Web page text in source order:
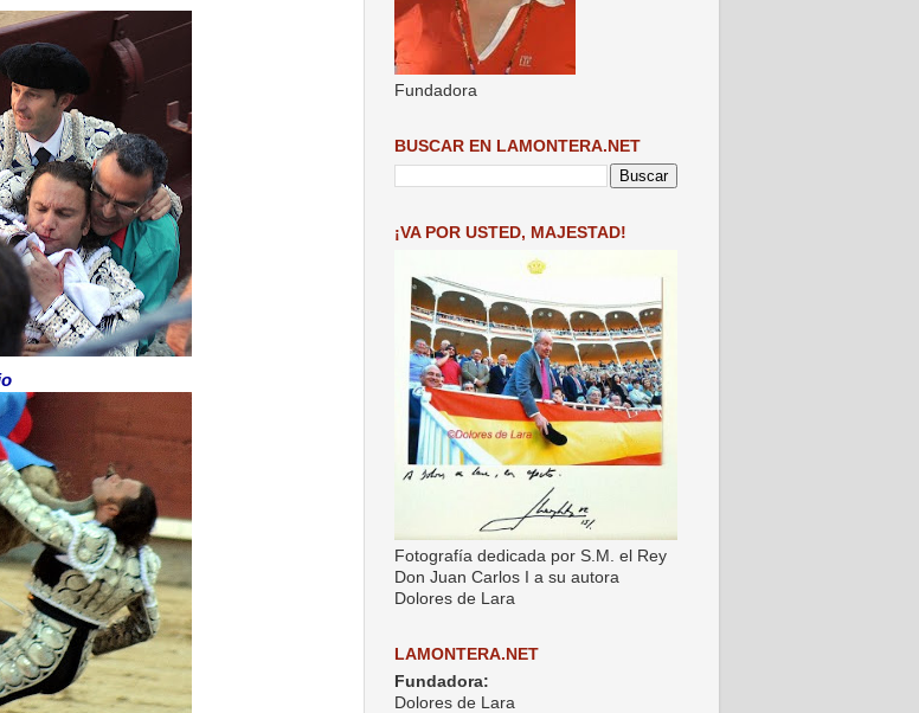
Fundadora
BUSCAR EN LAMONTERA.NET
¡VA POR USTED, MAJESTAD!
Fotografía dedicada por S.M. el Rey
Don Juan Carlos I a su autora
Dolores de Lara
LAMONTERA.NET
Fundadora:
Dolores de Lara